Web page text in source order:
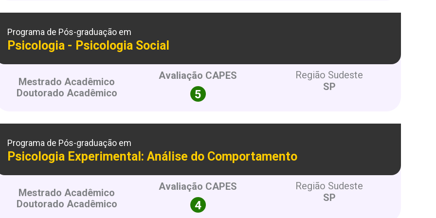
Programa de Pós-graduação em
Psicologia - Psicologia Social
Mestrado Acadêmico
Doutorado Acadêmico
Avaliação CAPES
Região Sudeste
SP
Programa de Pós-graduação em
Psicologia Experimental: Análise do Comportamento
Mestrado Acadêmico
Doutorado Acadêmico
Avaliação CAPES
Região Sudeste
SP